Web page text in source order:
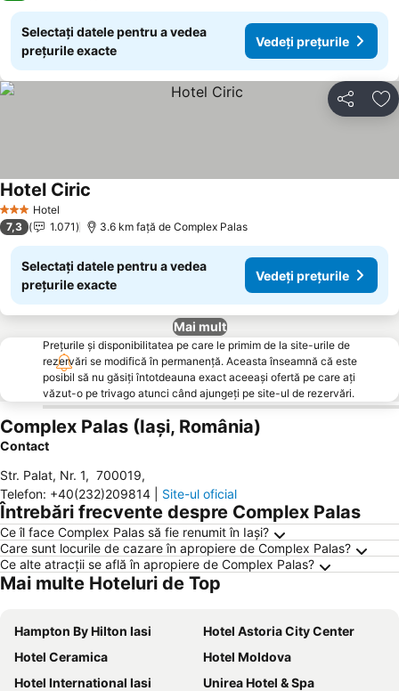
Selectați datele pentru a vedea
prețurile exacte
Vedeți prețurile
Distribuiți
3 SteleHotel
Hotel Ciric
7,3 1.071 3.6 km faţă de Complex Palas
Selectați datele pentru a vedea
prețurile exacte
Vedeți prețurile
Mai mult
Prețurile și disponibilitatea pe care le primim de la site-urile de
rezervări se modifică în permanență. Aceasta înseamnă că este
posibil să nu găsiți întotdeauna exact aceeași ofertă pe care ați
văzut-o pe trivago atunci când ajungeți pe site-ul de rezervări.
Complex Palas (Iaşi, România)
Contact
Str. Palat, Nr. 1, 700019,
Telefon: +40(232)209814 Site-ul oficial
Întrebări frecvente despre Complex Palas
Ce îl face Complex Palas să fie renumit în Iaşi?
Care sunt locurile de cazare în apropiere de Complex Palas?
Ce alte atracții se află în apropiere de Complex Palas?
Mai multe Hoteluri de Top
Hampton By Hilton Iasi
Hotel Astoria City Center
Hotel Ceramica
Hotel Moldova
Hotel International Iasi
Unirea Hotel & Spa